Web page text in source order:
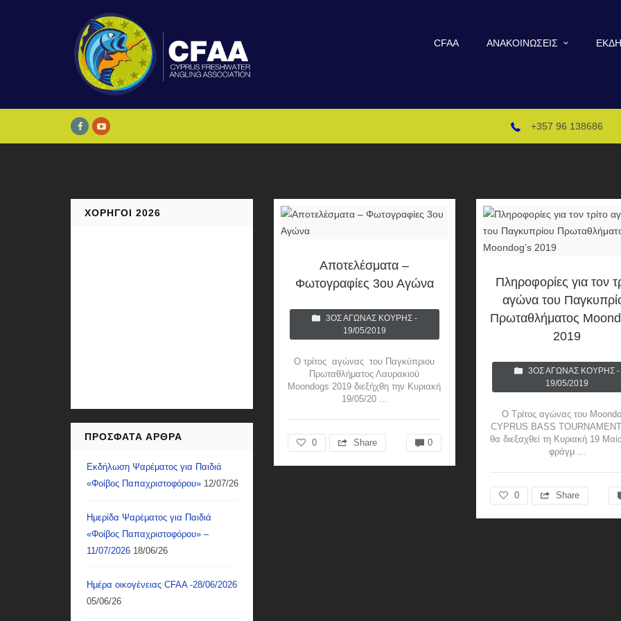
CFAA ΑΝΑΚΟΙΝΏΣΕΙΣ
+357 96 138686
ΧΟΡΗΓΟΊ 2026
ΠΡΌΣΦΑΤΑ ΆΡΘΡΑ
Εκδήλωση Ψαρέματος για Παιδιά
«Φοίβος Παπαχριστοφόρου» 12/07/26
Ημερίδα Ψαρέματος για Παιδιά
«Φοίβος Παπαχριστοφόρου» –
11/07/2026 18/06/26
Ημέρα οικογένειας CFAA -28/06/2026
05/06/26
Αποτελέσματα –
Φωτογραφίες 3ου Αγώνα
3ΟΣ ΑΓΏΝΑΣ ΚΟΎΡΗΣ -
19/05/2019
Ο τρίτος αγώνας του Παγκύπριου
Πρωταθλήματος Λαυρακιού
Moondogs 2019 διεξήχθη την Κυριακή
19/05/20 ...
0 Share 0
Πληροφορίες για τον
αγώνα του
Πρωταθλήματος
2019
3ΟΣ ΑΓΏΝΑΣ ΚΟΎΡΗΣ -
19/05/2019
Ο Τρίτος αγώνας του
CYPRUS BASS
θα διεξαχθεί τη Κυριακή 19
φράγμ ...
0 Share